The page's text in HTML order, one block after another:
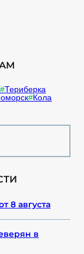
Териберка
Кола
8 августа
в